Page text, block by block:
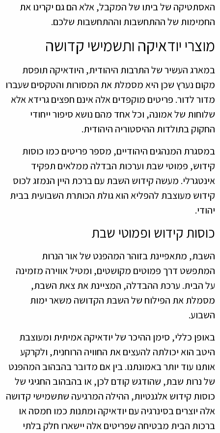
האסתטיקה של ביתו של המקבל, אלא הם גם יקרינו את
החמימות של ההתחשבות וההתחשבות שלכם.
מוצרי יודאיקה ותשמישי קדושה
במארג העשיר של התרבות היהודית, היודאיקה תופסת
מקום נערץ שכן היא מסמלת את המסורות והטקסים שעברו
מדור לדור. פריטים מוקפדים אלה אינם חפצים גרידא אלא
שלוחות של אמונה, וכל אחד מהם נושא סיפור ייחודי
החקוק בתולדות ההיסטוריה היהודית.
במסגרת המנהגים היהודיים, מספר פריטים כמו כוסות
קידוש, פמוטי שבת וערכות הבדלה ממלאים תפקיד
אינטגרלי. מעשה קידוש השבת עם ברכת היין הנמזג לכוס
קידוש מעוצבת להפליא הוא גולת הכותרת השבועית בבית
יהודי.
כוסות קידוש ופמוטי שבת
השבת, מתאפיינת בזוהר המהפנט של אור הנרות
המתפשט דרך פמוטים מקושטים, ומטיל אווירה מזמינה
על הבית. ערכת ההבדלה, המציינת את צאת השבת,
מסמלת את הפילוח של השבת הקדושה משאר ימות
השבוע.
באופן כללי, סימן ההיכר של יודאיקה אמיתית ומעוצבת
היטב הוא יכולתה להעצים את החוויה הרוחנית, ולקרקע
אותנו עוד יותר באמונתנו. בין אם מדובר בהבהוב המהפנט
של נרות שבת, שהודגש קודם לכן, או בהבהוב החגיגי של
כוסות קידוש אלגנטיות, ההילה המרגיעה שתשמישי קדושה
אלה יוצרים בסינרגיה עם יודאיקה ומתנות כמו חמסה או
ברכות הבית מבטיחה שפריטים אלה יישארו חלק בלתי